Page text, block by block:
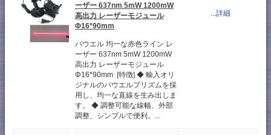
ーザー 637nm 5mW 1200mW
高出力 レーザーモジュール
Φ16*90mm
パウエル 均一な赤色ライン レ
ーザー 637nm 5mW 1200mW
高出力 レーザーモジュール
Φ16*90mm [特徴] ◆ 輸入オリ
ジナルのパウエルプリズムを採
用し、均一な直線を生み出しま
す。 ◆ 調整可能な線幅、外部
調整、シンプルで便利。...
...詳細